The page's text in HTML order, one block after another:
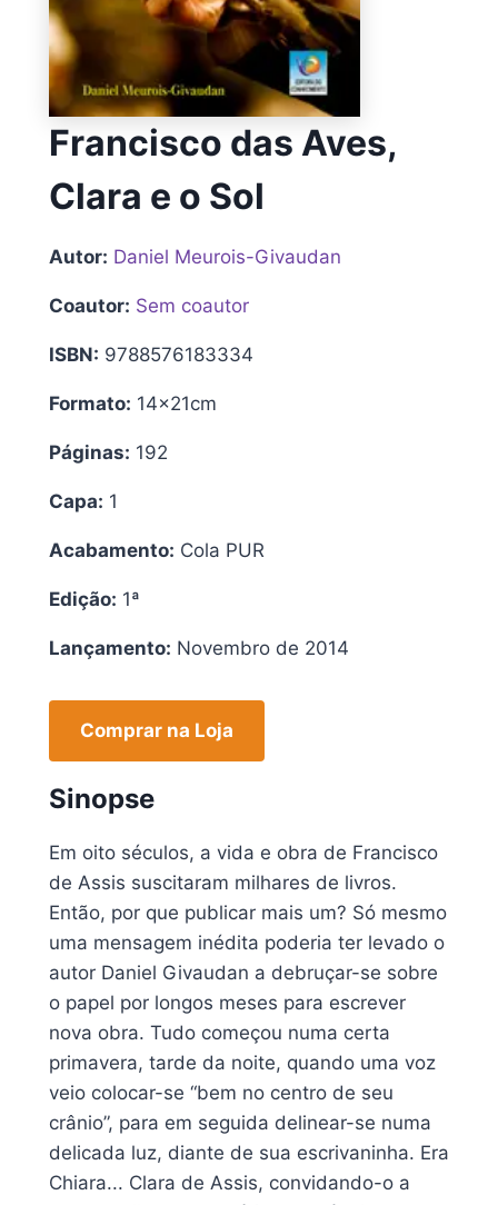
Francisco das Aves,
Clara e o Sol
Autor: Daniel Meurois-Givaudan
Coautor: Sem coautor
ISBN: 9788576183334
Formato: 14x21cm
Páginas: 192
Capa: 1
Acabamento: Cola PUR
Edição: 1ª
Lançamento: Novembro de 2014
Comprar na Loja
Sinopse
Em oito séculos, a vida e obra de Francisco
de Assis suscitaram milhares de livros.
Então, por que publicar mais um? Só mesmo
uma mensagem inédita poderia ter levado o
autor Daniel Givaudan a debruçar-se sobre
o papel por longos meses para escrever
nova obra. Tudo começou numa certa
primavera, tarde da noite, quando uma voz
veio colocar-se “bem no centro de seu
crânio”, para em seguida delinear-se numa
delicada luz, diante de sua escrivaninha. Era
Chiara... Clara de Assis, convidando-o a